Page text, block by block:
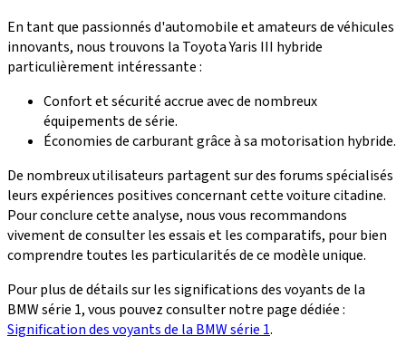
En tant que passionnés d'automobile et amateurs de véhicules
innovants, nous trouvons la Toyota Yaris III hybride
particulièrement intéressante :
Confort et sécurité accrue avec de nombreux
équipements de série.
Économies de carburant grâce à sa motorisation hybride.
De nombreux utilisateurs partagent sur desforums spécialisés
leurs expériences positives concernant cette voiture citadine.
Pour conclure cette analyse, nous vous recommandons
vivement deconsulter les essais et les comparatifs, pour bien
comprendre toutes les particularités de ce modèle unique.
Pour plus de détails sur les significations des voyants de la
BMW série 1, vous pouvez consulter notre page dédiée :
Signification des voyants de la BMW série 1.